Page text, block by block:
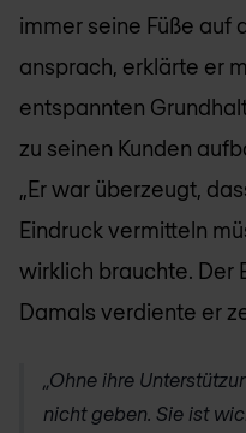
immer seine Füße auf
ansprach, erklärte er
entspannten
zu seinen Kunden
„Er war überzeugt,
Eindruck vermitteln
wirklich brauchte. Der
Damals verdiente er
„Ohne ihre
nicht geben. Sie ist